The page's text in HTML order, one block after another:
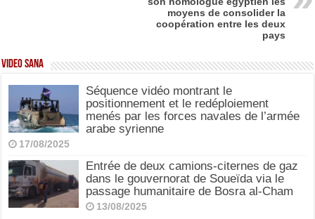
moyens de consolider la
coopération entre les deux
pays
Video SANA
Séquence vidéo montrant le
positionnement et le redéploiement
menés par les forces navales de l’armée
arabe syrienne
17/08/2025
Entrée de deux camions-citernes de gaz
dans le gouvernorat de Soueïda via le
passage humanitaire de Bosra al-Cham
13/08/2025